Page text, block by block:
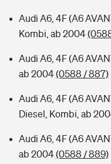
Audi A6, 4F (A6
Kombi, ab 2004
Audi A6, 4F (A6
ab 2004(0588 / 887)
Audi A6, 4F (A6
Diesel, Kombi, ab
Audi A6, 4F (A6
ab 2004(0588 / 889)